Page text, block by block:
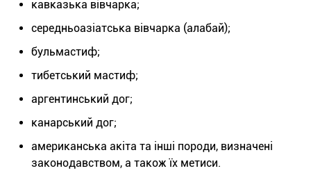
кавказька вівчарка;
середньоазіатська вівчарка (алабай);
бульмастиф;
тибетський мастиф;
аргентинський дог;
канарський дог;
американська акіта та інші породи, визначені
законодавством, а також їх метиси.